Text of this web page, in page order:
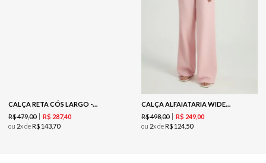
CALÇA RETA CÓS LARGO - RED
R$479,00 R$ 287,40
ou 2x deR$ 14370
CALÇA ALFAIATARIA WIDE LEG - BLUSH
R$498,00 R$ 24900
ou 2x deR$ 124 50